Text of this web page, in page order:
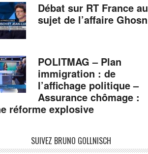
Débat sur RT France au
sujet de l’affaire Ghosn
POLITMAG – Plan
immigration : de
l’affichage politique –
Assurance chômage :
réforme explosive
SUIVEZ BRUNO GOLLNISCH